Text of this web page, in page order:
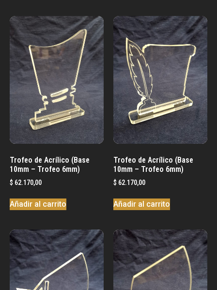
Trofeo de Acrílico (Base
10mm – Trofeo 6mm)
$ 62.170,00
Añadir al carrito
Trofeo de Acrílico (Base
10mm – Trofeo 6mm)
$ 62.170,00
Añadir al carrito